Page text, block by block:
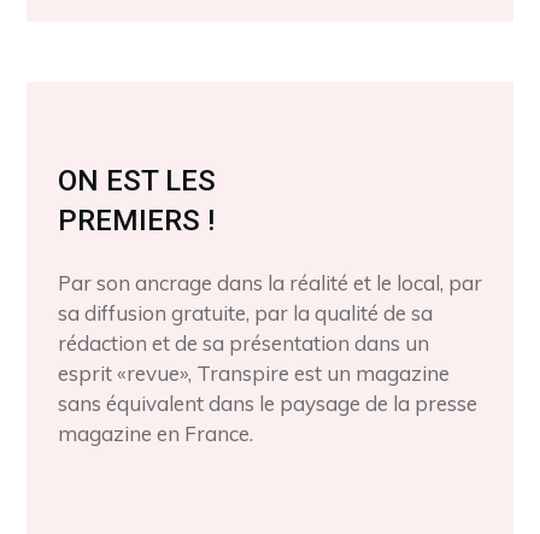
ON EST LES
PREMIERS !
Par son ancrage dans la réalité et le local, par
sa diffusion gratuite, par la qualité de sa
rédaction et de sa présentation dans un
esprit «revue», Transpire est un magazine
sans équivalent dans le paysage de la presse
magazine en France.